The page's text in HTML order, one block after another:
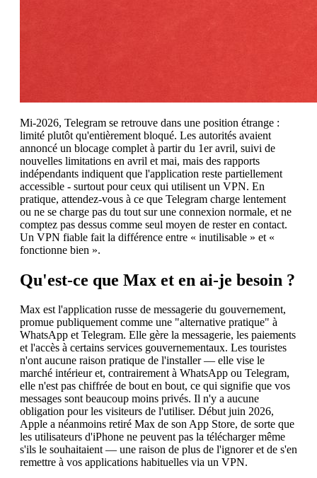
Mi-2026, Telegram se retrouve dans une position étrange :
limité plutôt qu'entièrement bloqué. Les autorités avaient
annoncé un blocage complet à partir du 1er avril, suivi de
nouvelles limitations en avril et mai, mais des rapports
indépendants indiquent que l'application reste partiellement
accessible - surtout pour ceux qui utilisent un VPN. En
pratique, attendez-vous à ce que Telegram charge lentement
ou ne se charge pas du tout sur une connexion normale, et ne
comptez pas dessus comme seul moyen de rester en contact.
Un VPN fiable fait la différence entre « inutilisable » et «
fonctionne bien ».
Qu'est-ce que Max et en ai-je besoin ?
Max est l'application russe de messagerie du gouvernement,
promue publiquement comme une "alternative pratique" à
WhatsApp et Telegram. Elle gère la messagerie, les paiements
et l'accès à certains services gouvernementaux. Les touristes
n'ont aucune raison pratique de l'installer — elle vise le
marché intérieur et, contrairement à WhatsApp ou Telegram,
elle n'est pas chiffrée de bout en bout, ce qui signifie que vos
messages sont beaucoup moins privés. Il n'y a aucune
obligation pour les visiteurs de l'utiliser. Début juin 2026,
Apple a néanmoins retiré Max de son App Store, de sorte que
les utilisateurs d'iPhone ne peuvent pas la télécharger même
s'ils le souhaitaient — une raison de plus de l'ignorer et de s'en
remettre à vos applications habituelles via un VPN.